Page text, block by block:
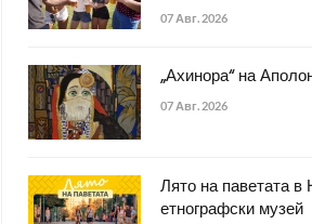
07 Авг. 2026
„Ахинора“ на
07 Авг. 2026
Лято на паветата в
етнографски музей